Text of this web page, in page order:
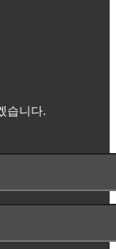
습니다.